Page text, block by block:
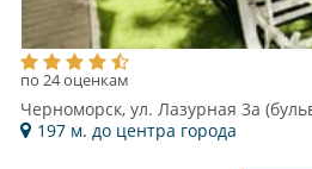
по 24 оценкам
Черноморск, ул. Лазурная 3а
197 м. до центра города